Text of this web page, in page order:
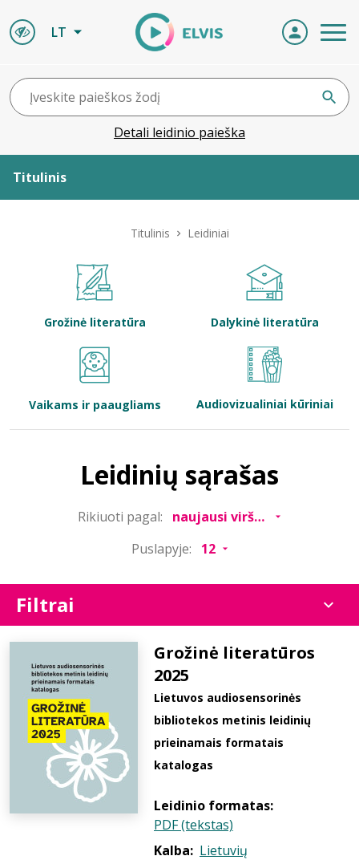
LT
Detali leidinio paieška
Titulinis
Bibliotekoms
Titulinis Leidiniai
Grožinė literatūra Dalykinė literatūra
Vaikams ir paaugliams Audiovizualiniai kūriniai
Leidinių sąrašas
Rikiuoti pagal:
Puslapyje:
Filtrai
Grožinė literatūros
2025
Lietuvos audiosensorinės
bibliotekos metinis leidinių
prieinamais formatais
katalogas
Leidinio formatas:
PDF (tekstas)
Kalba: Lietuvių